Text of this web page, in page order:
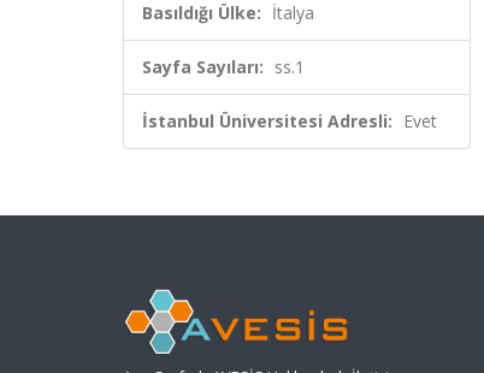
Basıldığı Ülke: İtalya
Sayfa Sayıları: ss.1
İstanbul Üniversitesi Adresli: Evet